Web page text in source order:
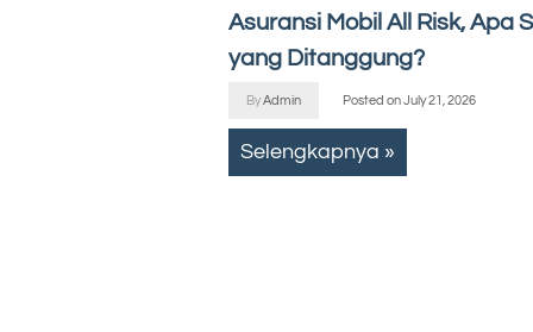
Asuransi Mobil All Risk, Apa
yang Ditanggung?
ByAdmin Posted onJuly 21, 2026
Selengkapnya »